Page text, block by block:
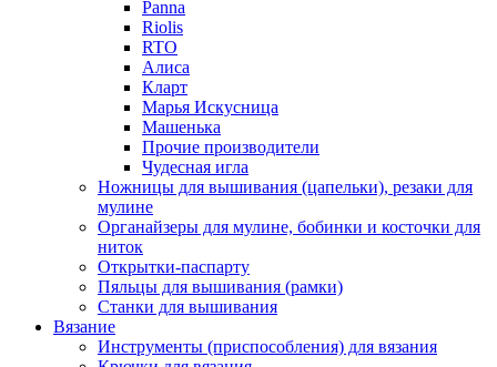
Panna
Riolis
RTO
Алиса
Кларт
Марья Искусница
Машенька
Прочие производители
Чудесная игла
Ножницы для вышивания (цапельки), резаки для
мулине
Органайзеры для мулине, бобинки и косточки для
ниток
Открытки-паспарту
Пяльцы для вышивания (рамки)
Станки для вышивания
Вязание
Инструменты (приспособления) для вязания